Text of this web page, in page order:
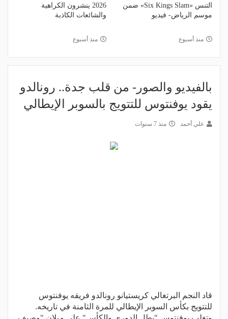
التنس «Six Kings Slam» ضمن
موسم الرياض- فيديو
منذ أسبوع
2026 ينشرون الكراهية
والشائعات الكاذبة
منذ أسبوع
بالفيديو والصور- من قلب جدة.. رونالدو
يقود يوفنتوس للتتويج بالسوبر الإيطالي
علي أحمد منذ 7 سنوات
قاد النجم البرتغالي كريستيانو رونالدو فريقه يوفنتوس
للتتويج بكأس السوبر الإيطالي للمرة الثامنة في تاريخه.